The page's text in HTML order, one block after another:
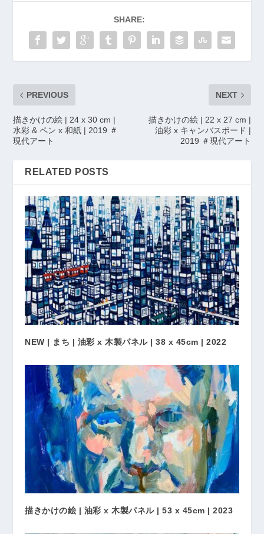
SHARE:
PREVIOUS
描きかけの絵 | 24 x 30 cm |
水彩 & ペン x 和紙 | 2019 ＃
現代アート
NEXT
描きかけの絵 | 22 x 27 cm |
油彩 x キャンバスボード |
2019 ＃現代アート
RELATED POSTS
NEW | まち | 油彩 x 木製パネル | 38 x 45cm | 2022
描きかけの絵 | 油彩 x 木製パネル | 53 x 45cm | 2023